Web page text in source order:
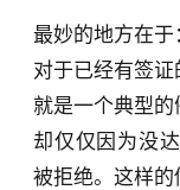
最妙的地方在
对于已经有签
就是一个典型的
却仅仅因为没
被拒绝。这样